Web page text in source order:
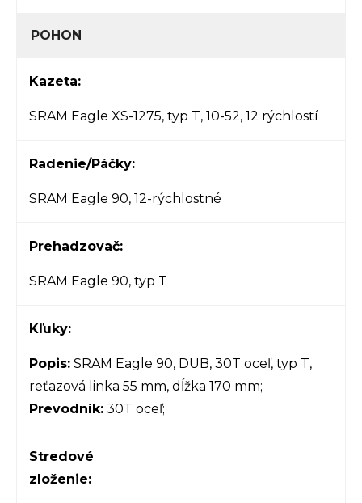
POHON
Kazeta:
SRAM Eagle XS-1275, typ T, 10-52, 12 rýchlostí
Radenie/Páčky:
SRAM Eagle 90, 12-rýchlostné
Prehadzovač:
SRAM Eagle 90, typ T
Kľuky:
Popis: SRAM Eagle 90, DUB, 30T oceľ, typ T,
reťazová linka 55 mm, dĺžka 170 mm;
Prevodník: 30T oceľ;
Stredové
zloženie: